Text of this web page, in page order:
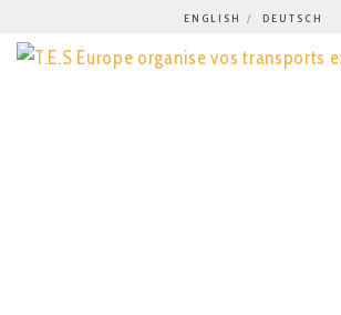
ENGLISH DEUTSCH